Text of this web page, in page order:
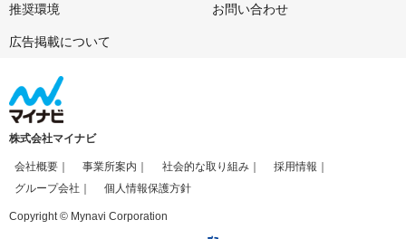
推奨環境 お問い合わせ
広告掲載について
株式会社マイナビ
会社概要 事業所案内 社会的な取り組み
採用情報
グループ会社
個人情報保護方針
Copyright © Mynavi Corporation